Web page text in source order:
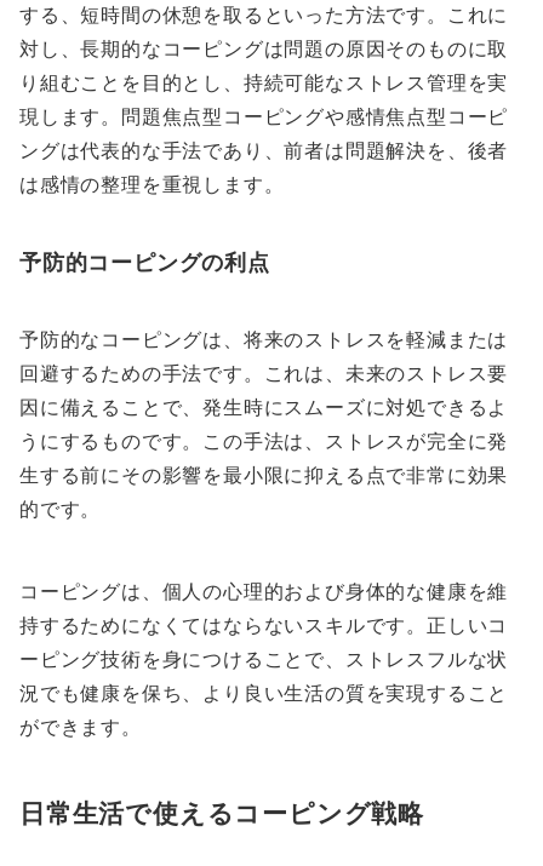
する、短時間の休憩を取るといった方法です。これに
対し、長期的なコーピングは問題の原因そのものに取
り組むことを目的とし、持続可能なストレス管理を実
現します。問題焦点型コーピングや感情焦点型コーピ
ングは代表的な手法であり、前者は問題解決を、後者
は感情の整理を重視します。
予防的コーピングの利点
予防的なコーピングは、将来のストレスを軽減または
回避するための手法です。これは、未来のストレス要
因に備えることで、発生時にスムーズに対処できるよ
うにするものです。この手法は、ストレスが完全に発
生する前にその影響を最小限に抑える点で非常に効果
的です。
コーピングは、個人の心理的および身体的な健康を維
持するためになくてはならないスキルです。正しいコ
ーピング技術を身につけることで、ストレスフルな状
況でも健康を保ち、より良い生活の質を実現すること
ができます。
日常生活で使えるコーピング戦略